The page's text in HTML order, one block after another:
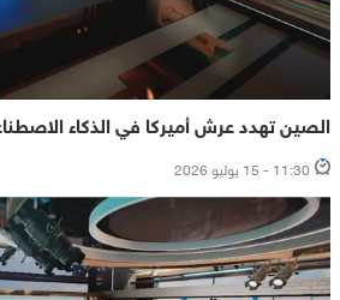
الصين تهدد عرش أميركا في الذكاء
11:30 - 15 يوليو 2026